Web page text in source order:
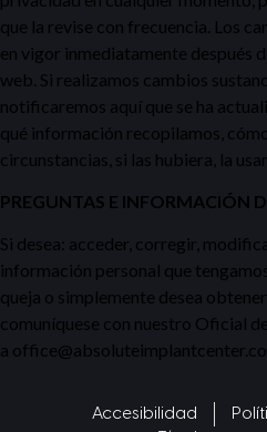
que la revise con frecuencia. Los
en vigor inmediatamente después
web. Si realizamos cambios
notificaremos aquí que se ha
qué información recopilamos,
circunstancias, si las hubiera, la
PREGUNTAS E INFORMACIÓN
Si desea: acceder, corregir,
información personal que
queja o simplemente desea
comuníquese con nuestro Oficial
a
Accesibilidad